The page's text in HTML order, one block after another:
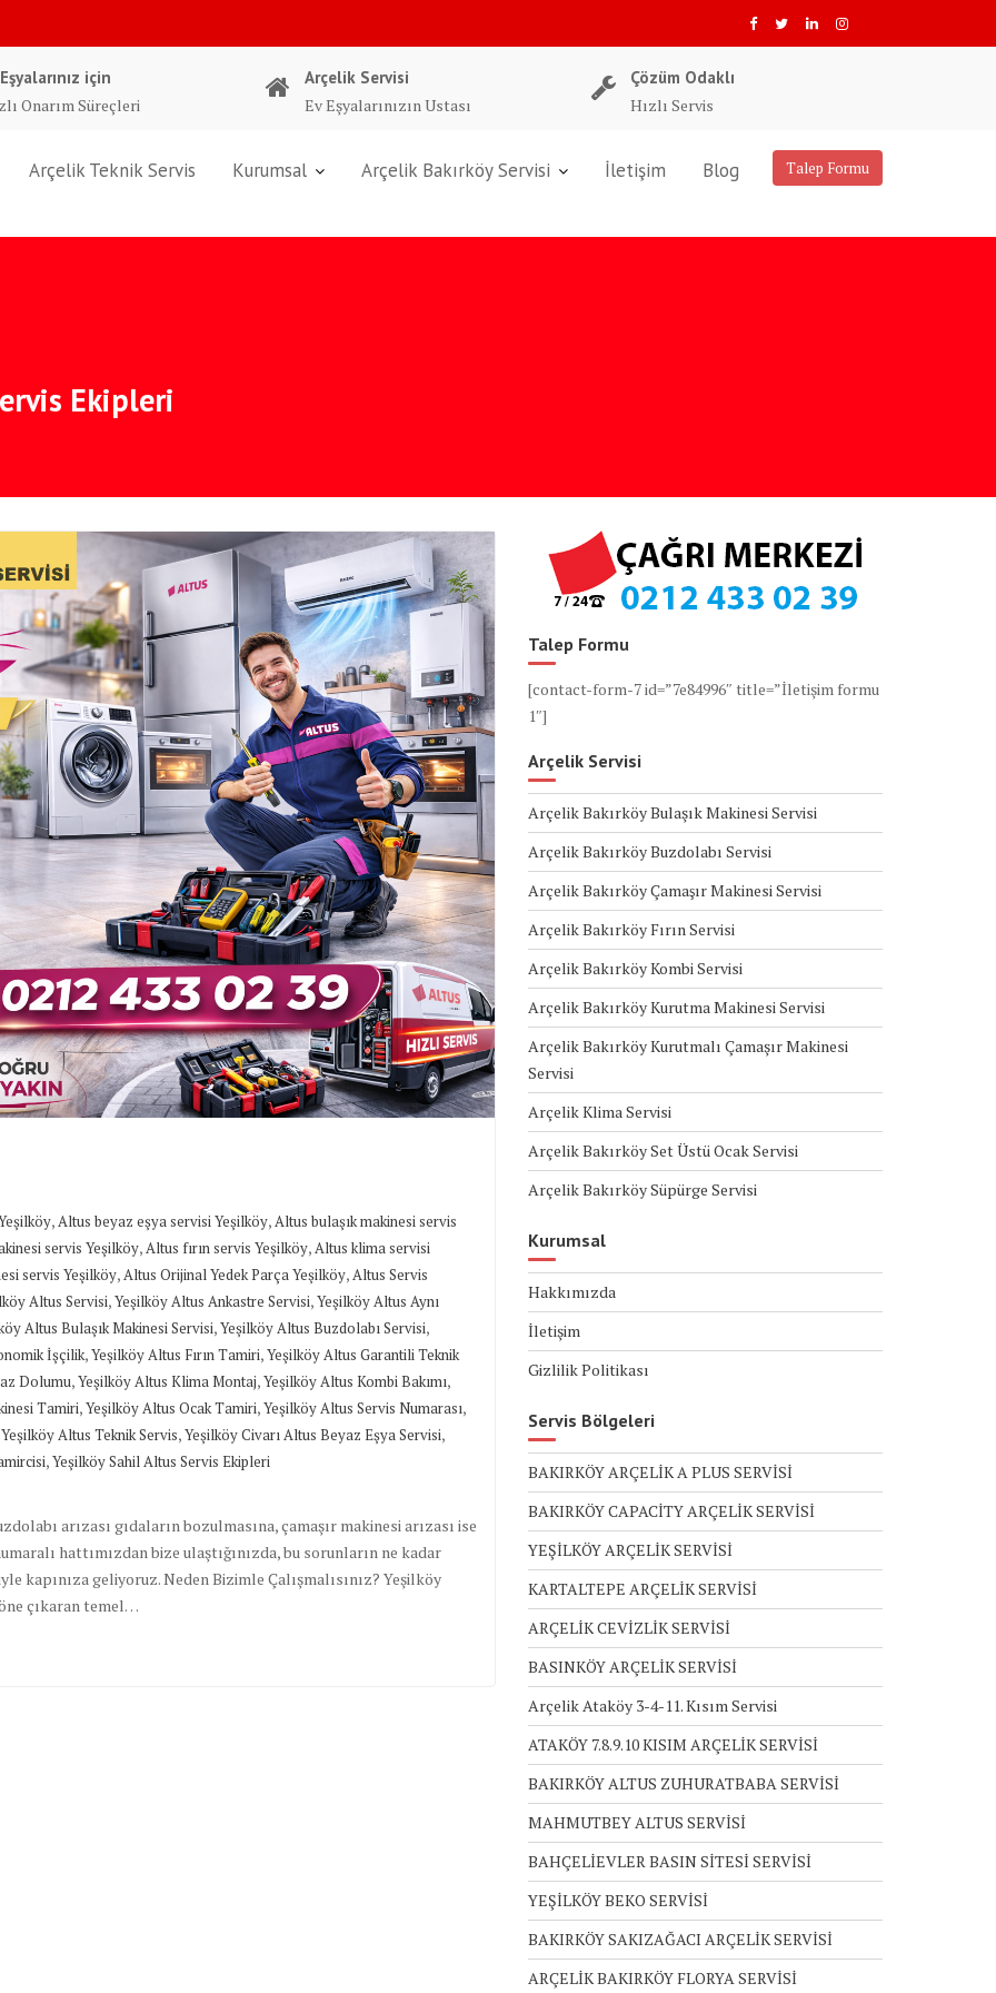
için
Onarım Süreçleri
Arçelik Servisi
Ev Eşyalarınızın Ustası
Çözüm Odaklı
Hızlı Servis
Talep Formu
Arçelik Teknik Servis Kurumsal Arçelik Bakırköy Servisi İletişim Blog
Ekipleri
,Altus beyaz eşya servisi Yeşilköy,Altus bulaşık makinesi servis
servis Yeşilköy,Altus fırın servis Yeşilköy,Altus klima servisi
servis Yeşilköy,Altus Orijinal Yedek Parça Yeşilköy,Altus Servis
Altus Servisi,Yeşilköy Altus Ankastre Servisi,Yeşilköy Altus Aynı
Altus Bulaşık Makinesi Servisi,Yeşilköy Altus Buzdolabı Servisi,
İşçilik,Yeşilköy Altus Fırın Tamiri,Yeşilköy Altus Garantili Teknik
Dolumu,Yeşilköy Altus Klima Montaj,Yeşilköy Altus Kombi Bakımı,
Tamiri,Yeşilköy Altus Ocak Tamiri,Yeşilköy Altus Servis Numarası,
Yeşilköy Altus Teknik Servis,Yeşilköy Civarı Altus Beyaz Eşya Servisi,
,Yeşilköy Sahil Altus Servis Ekipleri
arızası gıdaların bozulmasına, çamaşır makinesi arızası ise
hattımızdan bize ulaştığınızda, bu sorunların ne kadar
kapınıza geliyoruz. Neden Bizimle Çalışmalısınız? Yeşilköy
çıkaran temel…
Talep Formu
[contact-form-7 id=”7e84996″ title=”İletişim formu
1″]
Arçelik Servisi
Arçelik Bakırköy Bulaşık Makinesi Servisi
Arçelik Bakırköy Buzdolabı Servisi
Arçelik Bakırköy Çamaşır Makinesi Servisi
Arçelik Bakırköy Fırın Servisi
Arçelik Bakırköy Kombi Servisi
Arçelik Bakırköy Kurutma Makinesi Servisi
Arçelik Bakırköy Kurutmalı Çamaşır Makinesi
Servisi
Arçelik Klima Servisi
Arçelik Bakırköy Set Üstü Ocak Servisi
Arçelik Bakırköy Süpürge Servisi
Kurumsal
Hakkımızda
İletişim
Gizlilik Politikası
Servis Bölgeleri
BAKIRKÖY ARÇELİK A PLUS SERVİSİ
BAKIRKÖY CAPACİTY ARÇELİK SERVİSİ
YEŞİLKÖY ARÇELİK SERVİSİ
KARTALTEPE ARÇELİK SERVİSİ
ARÇELİK CEVİZLİK SERVİSİ
BASINKÖY ARÇELİK SERVİSİ
Arçelik Ataköy 3-4-11. Kısım Servisi
ATAKÖY 7.8.9.10 KISIM ARÇELİK SERVİSİ
BAKIRKÖY ALTUS ZUHURATBABA SERVİSİ
MAHMUTBEY ALTUS SERVİSİ
BAHÇELİEVLER BASIN SİTESİ SERVİSİ
YEŞİLKÖY BEKO SERVİSİ
BAKIRKÖY SAKIZAĞACI ARÇELİK SERVİSİ
ARÇELİK BAKIRKÖY FLORYA SERVİSİ